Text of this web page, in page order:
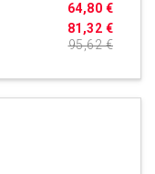
81,32 €
64,80 €
95,62 €